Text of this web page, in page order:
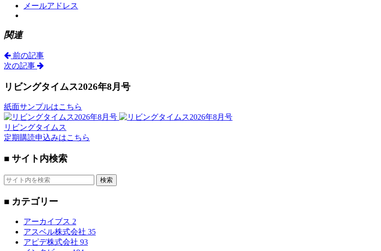
メールアドレス
関連
前の記事
次の記事
リビングタイムス2026年8月号
紙面サンプルはこちら
リビングタイムス
定期購読申込みはこちら
■ サイト内検索
検索
■ カテゴリー
アーカイブス 2
アスベル株式会社 35
アピデ株式会社 93